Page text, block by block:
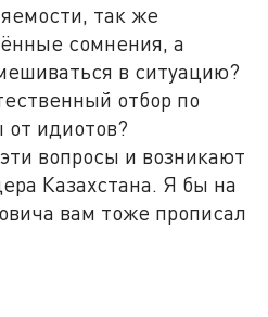
так же
сомнения, а
в ситуацию?
отбор по
идиотов?
вопросы и возникают
Казахстана. Я бы на
вам тоже прописал